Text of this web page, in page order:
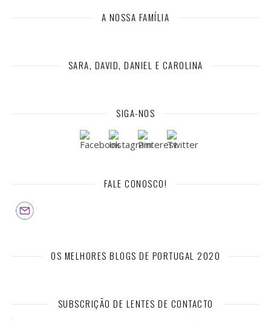
A NOSSA FAMÍLIA
SARA, DAVID, DANIEL E CAROLINA
SIGA-NOS
FALE CONOSCO!
OS MELHORES BLOGS DE PORTUGAL 2020
SUBSCRIÇÃO DE LENTES DE CONTACTO